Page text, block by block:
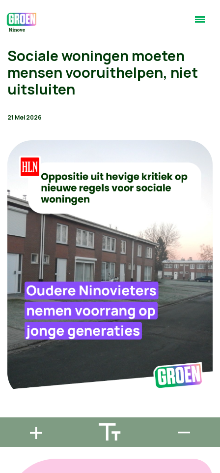
Sociale woningen moeten
mensen vooruithelpen, niet
uitsluiten
21 Mei 2026